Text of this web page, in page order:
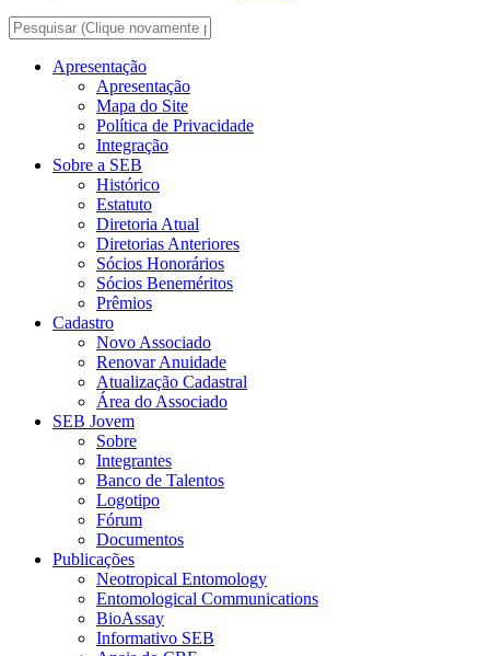
Apresentação
Apresentação
Mapa do Site
Política de Privacidade
Integração
Sobre a SEB
Histórico
Estatuto
Diretoria Atual
Diretorias Anteriores
Sócios Honorários
Sócios Beneméritos
Prêmios
Cadastro
Novo Associado
Renovar Anuidade
Atualização Cadastral
Área do Associado
SEB Jovem
Sobre
Integrantes
Banco de Talentos
Logotipo
Fórum
Documentos
Publicações
Neotropical Entomology
Entomological Communications
BioAssay
Informativo SEB